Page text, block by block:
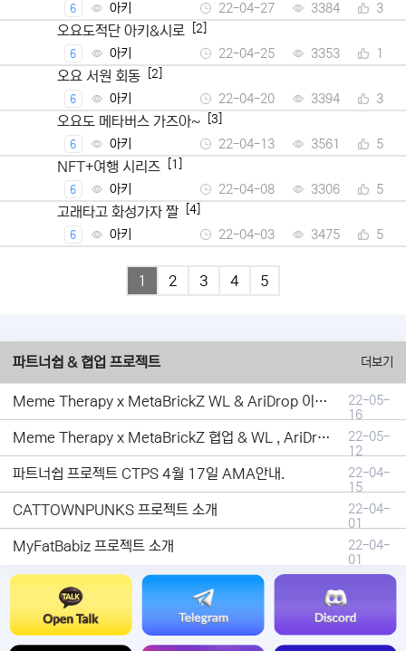
6 아키 22-04-27 3384 3
오요도적단 아키&시로 [2]
6 아키 22-04-25 3353 1
오요 서원 회동 [2]
6 아키 22-04-20 3394 3
오요도 메타버스 가즈아~ [3]
6 아키 22-04-13 3561 5
NFT+여행 시리즈 [1]
6 아키 22-04-08 3306 5
고래타고 화성가자 짤 [4]
6 아키 22-04-03 3475 5
1 2 3 4 5
파트너쉽 & 협업 프로젝트 더보기
Meme Therapy x MetaBrickZ WL & AriDrop 이벤트 결과안내!
22-05-
16
Meme Therapy x MetaBrickZ 협업 & WL , AriDrop 이벤트 안내
22-05-
12
파트너쉽 프로젝트 CTPS 4월 17일 AMA안내.
22-04-
15
CATTOWNPUNKS 프로젝트 소개
22-04-
01
MyFatBabiz 프로젝트 소개
22-04-
01